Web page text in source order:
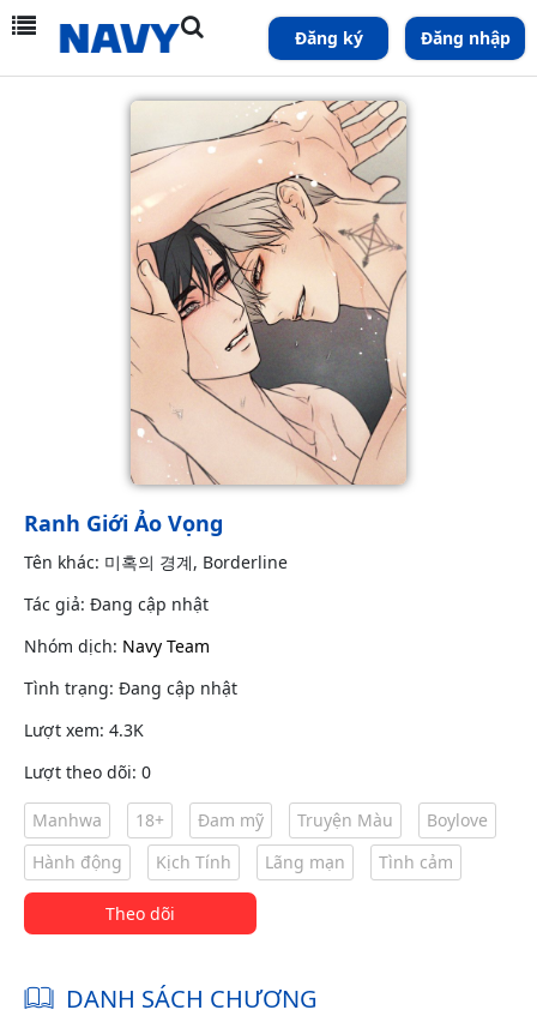
Đăng ký Đăng nhập
Ranh Giới Ảo Vọng
Tên khác: 미혹의 경계, Borderline
Tác giả: Đang cập nhật
Nhóm dịch: Navy Team
Tình trạng: Đang cập nhật
Lượt xem: 4.3K
Lượt theo dõi: 0
Manhwa 18+ Đam mỹ Truyện Màu
Boylove
Hành động
Kịch Tính Lãng mạn Tình cảm
Theo dõi
DANH SÁCH CHƯƠNG